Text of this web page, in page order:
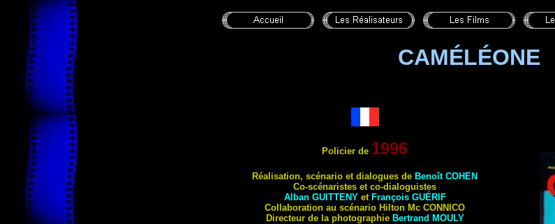
CAMÉLÉONE
Policier de 1996
Réalisation, scénario et dialogues de Benoît COHEN
Co-scénaristes et co-dialoguistes
Alban GUITTENYet François GUÉRIF
Collaboration au scénario Hilton Mc CONNICO
Directeur de la photographie Bertrand MOULY